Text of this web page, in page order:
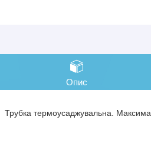
Опис
Трубка термоусаджувальна.